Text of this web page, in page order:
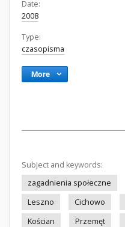
Date:
2008
Type:
czasopisma
More
Subject and keywords:
zagadnienia społeczne
Leszno
Cichowo
Kościan
Przemęt